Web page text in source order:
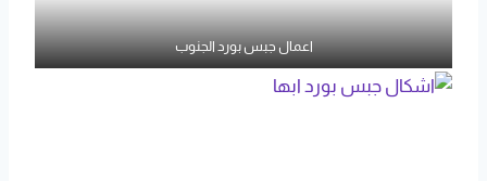
اعمال جبس بورد الجنوب